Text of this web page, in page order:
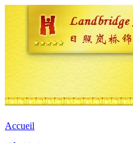
Accueil